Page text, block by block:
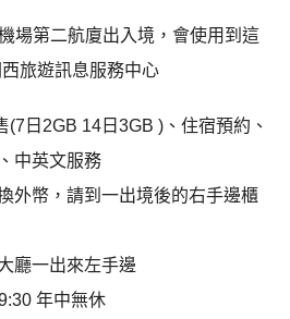
場第二航廈出入境，會使用到這
旅遊訊息服務中心
(7日2GB 14日3GB )、住宿預約、
中英文服務
外幣，請到一出境後的右手邊櫃
廳一出來左手邊
年中無休